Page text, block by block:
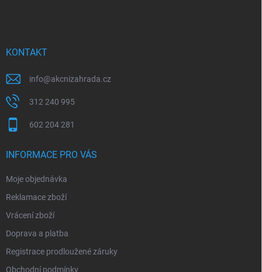
KONTAKT
info@akcnizahrada.cz
312 240 995
602 204 281
INFORMACE PRO VÁS
Moje objednávka
Reklamace zboží
Vrácení zboží
Doprava a platba
Registrace prodloužené záruky
Obchodní podmínky